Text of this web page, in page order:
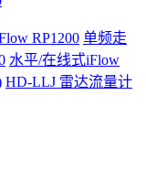
RP1200 单频走
水平/在线式iFlow
HD-LLJ 雷达流量计